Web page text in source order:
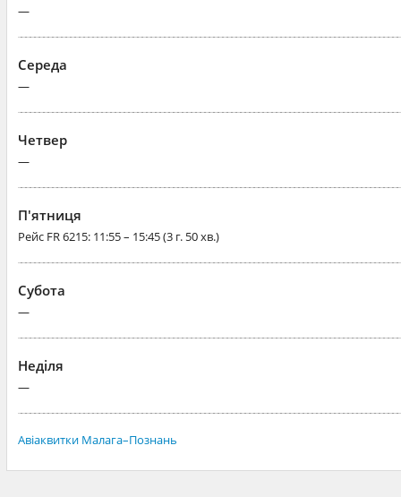
—
Середа
—
Четвер
—
П'ятниця
Рейс FR 6215: 11:55 – 15:45 (3 г. 50 хв.)
Субота
—
Неділя
—
Авіаквитки Малага–Познань